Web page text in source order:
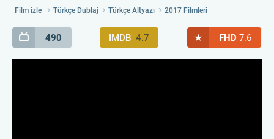
Film izle Türkçe Dublaj Türkçe Altyazı 2017 Filmleri
490 IMDB 4.7 ★ FHD 7.6